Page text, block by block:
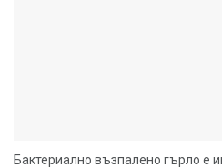
Бактериално възпалено гърло е